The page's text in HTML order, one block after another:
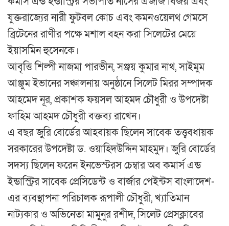
যুক্তরাজ্যের নারী ফুটবল কোচ এবং কমনওয়েলথ গেমসে
ব্রিটেনের রাণীর পক্ষে মশাল বহন করা সিলেটের মেয়ে
ইয়াসমিন হুসেনকে।
আবৃত্তি শিল্পী নাজমা পারভীন, সঞ্জয় কুমার নাথ, সাইমুম
আঞ্জুম ইভানের সঞ্চালনায় অনুষ্ঠানে সিলেট মিরর সম্পাদক
আহমেদ নূর, প্রকাশক ফয়সল আহমদ চৌধুরী ও উপদেষ্টা
ফাহিম আহমদ চৌধুরী বক্তব্য রাখেন।
এ বছর জুরি বোর্ডের আহবায়ক ছিলেন সাবেক তত্ত্ববধায়ক
সরকারের উপদেষ্টা ড. ওয়াহিদউদ্দিন মাহমুদ। জুরি বোর্ডের
সদস্য ছিলেন ফরেন ইনভেস্টরস চেম্বার অব কমার্স এন্ড
ইন্ডাস্ট্রির সাবেক প্রেসিডেন্ট ও বার্জার পেইন্টস বাংলাদেশ-
এর ব্যবস্থাপনা পরিচালক রূপালী চৌধুরী, খ্যাতিমান
নাট্যকার ও অভিনেতা মামুনুর রশীদ, সিলেট প্রেসক্লাবের